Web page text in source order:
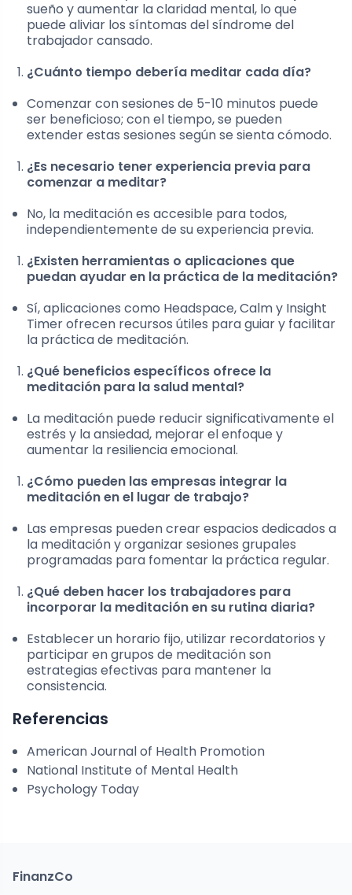
sueño y aumentar la claridad mental, lo que
puede aliviar los síntomas del síndrome del
trabajador cansado.
¿Cuánto tiempo debería meditar cada día?
Comenzar con sesiones de 5-10 minutos puede
ser beneficioso; con el tiempo, se pueden
extender estas sesiones según se sienta cómodo.
¿Es necesario tener experiencia previa para
comenzar a meditar?
No, la meditación es accesible para todos,
independientemente de su experiencia previa.
¿Existen herramientas o aplicaciones que
puedan ayudar en la práctica de la meditación?
Sí, aplicaciones como Headspace, Calm y Insight
Timer ofrecen recursos útiles para guiar y facilitar
la práctica de meditación.
¿Qué beneficios específicos ofrece la
meditación para la salud mental?
La meditación puede reducir significativamente el
estrés y la ansiedad, mejorar el enfoque y
aumentar la resiliencia emocional.
¿Cómo pueden las empresas integrar la
meditación en el lugar de trabajo?
Las empresas pueden crear espacios dedicados a
la meditación y organizar sesiones grupales
programadas para fomentar la práctica regular.
¿Qué deben hacer los trabajadores para
incorporar la meditación en su rutina diaria?
Establecer un horario fijo, utilizar recordatorios y
participar en grupos de meditación son
estrategias efectivas para mantener la
consistencia.
Referencias
American Journal of Health Promotion
National Institute of Mental Health
Psychology Today
FinanzCo